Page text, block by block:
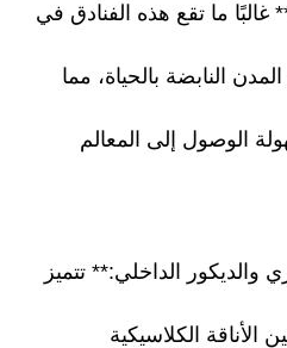
غالبًا ما تقع هذه الفنادق في
النابضة بالحياة، مما
الوصول إلى المعالم
والديكور الداخلي:** تتميز
الأناقة الكلاسيكية